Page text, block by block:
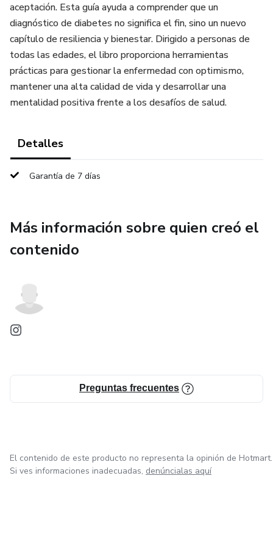
aceptación. Esta guía ayuda a comprender que un
diagnóstico de diabetes no significa el fin, sino un nuevo
capítulo de resiliencia y bienestar. Dirigido a personas de
todas las edades, el libro proporciona herramientas
prácticas para gestionar la enfermedad con optimismo,
mantener una alta calidad de vida y desarrollar una
mentalidad positiva frente a los desafíos de salud.
Detalles
Garantía de 7 días
Más información sobre quien creó el
contenido
Preguntas frecuentes
El contenido de este producto no representa la opinión de Hotmart.
Si ves informaciones inadecuadas, denúncialas aquí